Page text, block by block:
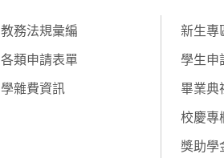
教務法規彙編
各類申請表單
學雜費資訊
新生專
學生申
畢業典
校慶專
獎助學